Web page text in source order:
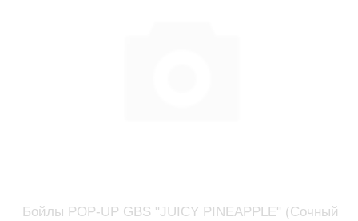
Бойлы POP-UP GBS "JUICY PINEAPPLE" (Сочный